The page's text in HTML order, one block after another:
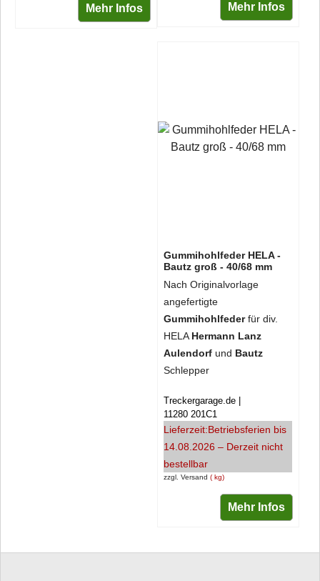
Mehr Infos Mehr Infos
Gummihohlfeder HELA -
Bautz groß - 40/68 mm
Nach Originalvorlage
angefertigte
Gummihohlfederfür div.
HELA Hermann Lanz
Aulendorfund Bautz
Schlepper
zzgl. Versand kg
Treckergarage.de
11280 201C1
Lieferzeit:Betriebsferien bis
14.08.2026 – Derzeit nicht
bestellbar
Mehr Infos